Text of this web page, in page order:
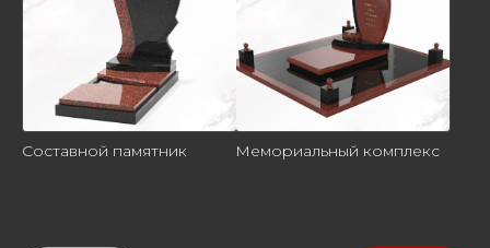
Составной памятник Мемориальный комплекс